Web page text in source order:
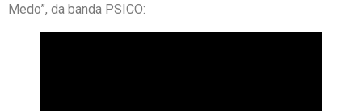
Medo”, da banda PSICO: